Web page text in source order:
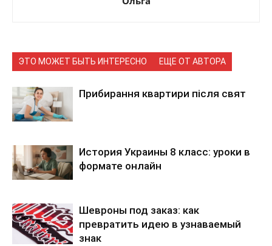
ЭТО МОЖЕТ БЫТЬ ИНТЕРЕСНО ЕЩЕ ОТ АВТОРА
Прибирання квартири після свят
История Украины 8 класс: уроки в
формате онлайн
Шевроны под заказ: как
превратить идею в узнаваемый
знак